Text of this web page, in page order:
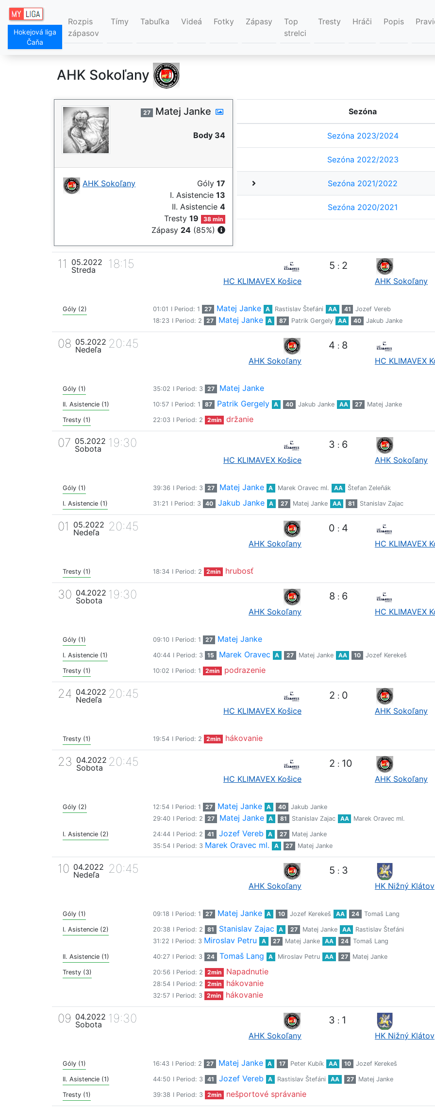
Hokejová liga
Čaňa
Rozpis
zápasov
Tímy Tabuľka Videá Fotky Zápasy
Top
strelci
Tresty Hráči Popis
AHK Sokoľany
27 Matej Janke
Body 34
AHK Sokoľany Góly 17
I. Asistencie 13
II. Asistencie 4
Tresty19 38 min
Zápasy 24 (85%)
Sezóna
Sezóna 2023/2024
Sezóna 2022/2023
Sezóna 2021/2022
Sezóna 2020/2021
11
05.2022
Streda
18:15
HC KLIMAVEX Košice
5 : 2
AHK Sokoľany
Góly (2) 01:01 I Period: 1 27 Matej Janke A Rastislav Štefáni AA 41
Jozef Vereb
18:23 I Period: 2 27 Matej Janke A 87 Patrik Gergely AA 40 Jakub Janke
08 05.2022
Nedeľa
20:45
AHK Sokoľany
4 : 8
HC KLIMAVEX
Góly (1) 35:02 I Period: 3 27 Matej Janke
II. Asistencie (1) 10:57 I Period: 1 87 Patrik Gergely A 40 Jakub Janke AA 27 Matej Janke
Tresty (1) 22:03 I Period: 2 2min držanie
07 05.2022
Sobota
19:30
HC KLIMAVEX Košice
3 : 6
AHK Sokoľany
Góly (1) 39:36 I Period: 3 27 Matej Janke A Marek Oravec ml. AA Štefan Zeleňák
I. Asistencie (1) 31:21 I Period: 3 40 Jakub Janke A 27 Matej Janke AA 81 Stanislav Zajac
01
05.2022
Nedeľa
20:45
AHK Sokoľany
0 : 4
HC KLIMAVEX
Tresty (1) 18:34 I Period: 2 2min hrubosť
30 04.2022
Sobota
19:30
AHK Sokoľany
8 : 6
HC KLIMAVEX
Góly (1) 09:10 I Period: 1 27 Matej Janke
I. Asistencie (1) 40:44 I Period: 3 15 Marek Oravec A 27 Matej Janke AA 10 Jozef Kerekeš
Tresty (1) 10:02 I Period: 1 2min podrazenie
24 04.2022
Nedeľa
20:45
HC KLIMAVEX Košice
2 : 0
AHK Sokoľany
Tresty (1) 19:54 I Period: 2 2min hákovanie
23 04.2022
Sobota
20:45
HC KLIMAVEX Košice
2 : 10
AHK Sokoľany
Góly (2) 12:54 I Period: 1 27 Matej Janke A 40
Jakub Janke
29:40 I Period: 2 27 Matej Janke A 81 Stanislav Zajac AA Marek Oravec ml.
I. Asistencie (2) 24:44 I Period: 2 41 Jozef Vereb A 27
Matej Janke
35:54 I Period: 3 Marek Oravec ml. A 27 Matej Janke
10 04.2022
Nedeľa
20:45
AHK Sokoľany
5 : 3
HK Nižný Klátov
Góly (1) 09:18 I Period: 1 27 Matej Janke A 10 Jozef Kerekeš AA 24 Tomaš Lang
I. Asistencie (2) 20:38 I Period: 2 81 Stanislav Zajac A 27 Matej Janke AA
Rastislav Štefáni
31:22 I Period: 3 Miroslav Petru A 27 Matej Janke AA 24 Tomaš Lang
II. Asistencie (1) 40:27 I Period: 3 24 Tomaš Lang A Miroslav Petru AA 27 Matej Janke
Tresty (3) 20:56 I Period: 2 2min Napadnutie
28:54 I Period: 2 2min hákovanie
32:57 I Period: 3 2min hákovanie
09 04.2022
Sobota
19:30
AHK Sokoľany
3 : 1
HK Nižný Klátov
Góly (1) 16:43 I Period: 2 27 Matej Janke A 17 Peter Kubík AA 10 Jozef Kerekeš
II. Asistencie (1) 44:50 I Period: 3 41 Jozef Vereb A Rastislav Štefáni AA 27 Matej Janke
Tresty (1) 39:38 I Period: 3 2min nešportové správanie